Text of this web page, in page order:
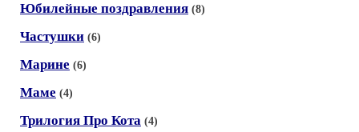
Юбилейные поздравления (8)
Частушки (6)
Марине (6)
Маме (4)
Трилогия Про Кота (4)